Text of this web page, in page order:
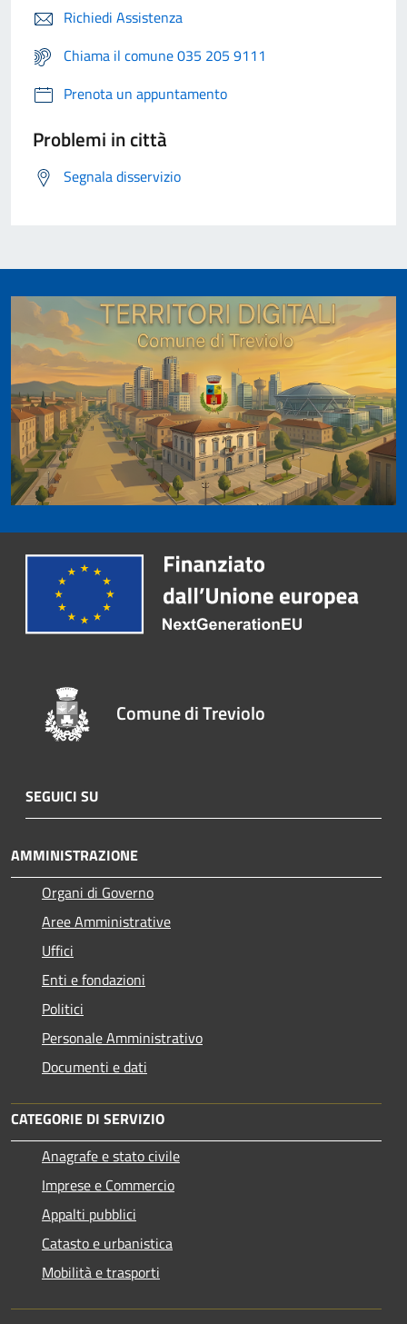
Richiedi Assistenza
Chiama il comune 035 205 9111
Prenota un appuntamento
Problemi in città
Segnala disservizio
Comune di Treviolo
SEGUICI SU
AMMINISTRAZIONE
Organi di Governo
Aree Amministrative
Uffici
Enti e fondazioni
Politici
Personale Amministrativo
Documenti e dati
CATEGORIE DI SERVIZIO
Anagrafe e stato civile
Imprese e Commercio
Appalti pubblici
Catasto e urbanistica
Mobilità e trasporti